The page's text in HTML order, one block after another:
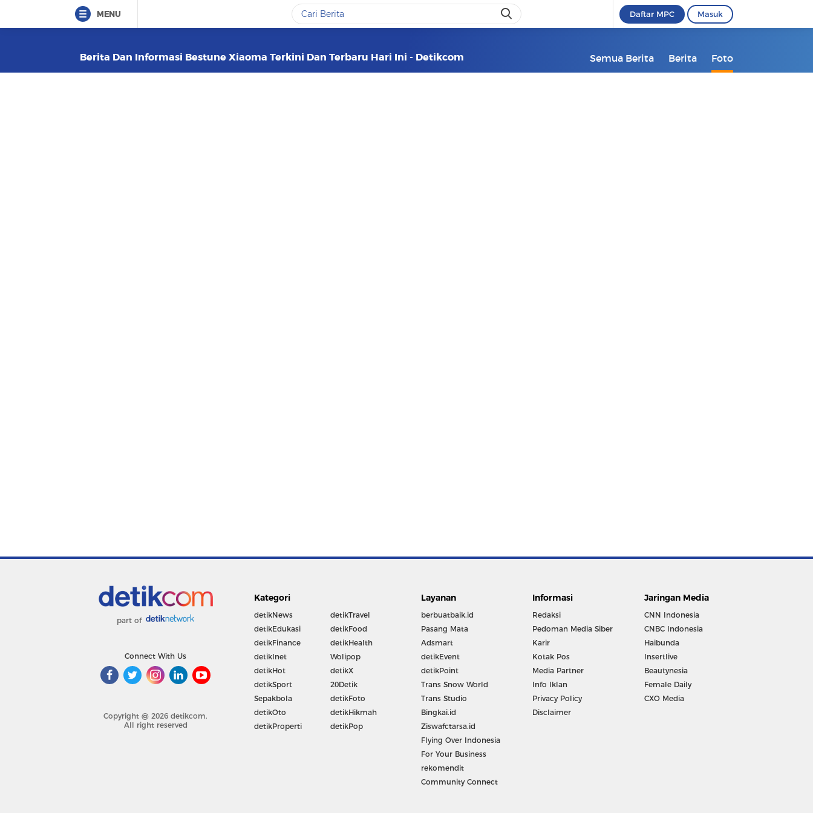
MENU Daftar MPC Masuk
Berita Dan Informasi Bestune Xiaoma Terkini Dan Terbaru Hari Ini - Detikcom Semua Berita Berita Foto
part of
Connect With Us
Copyright @ 2026 detikcom.
All right reserved
Kategori
detikNews
detikEdukasi
detikFinance
detikInet
detikHot
detikSport
Sepakbola
detikOto
detikProperti
detikTravel
detikFood
detikHealth
Wolipop
detikX
20Detik
detikFoto
detikHikmah
detikPop
Layanan
berbuatbaik.id
Pasang Mata
Adsmart
detikEvent
detikPoint
Trans Snow World
Trans Studio
Bingkai.id
Ziswafctarsa.id
Flying Over Indonesia
For Your Business
rekomendit
Community Connect
Informasi
Redaksi
Pedoman Media Siber
Karir
Kotak Pos
Media Partner
Info Iklan
Privacy Policy
Disclaimer
Jaringan Media
CNN Indonesia
CNBC Indonesia
Haibunda
Insertlive
Beautynesia
Female Daily
CXO Media